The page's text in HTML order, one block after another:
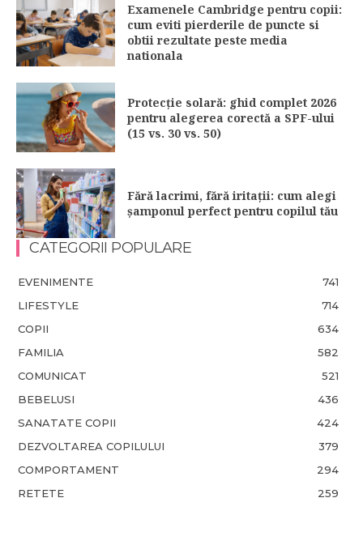
Examenele Cambridge pentru copii:
cum eviti pierderile de puncte si
obtii rezultate peste media
nationala
Protecție solară: ghid complet 2026
pentru alegerea corectă a SPF-ului
(15 vs. 30 vs. 50)
Fără lacrimi, fără iritații: cum alegi
șamponul perfect pentru copilul tău
CATEGORII POPULARE
EVENIMENTE
741
LIFESTYLE
714
COPII
634
FAMILIA
582
COMUNICAT
521
BEBELUSI
436
SANATATE COPII
424
DEZVOLTAREA COPILULUI
379
COMPORTAMENT
294
RETETE
259